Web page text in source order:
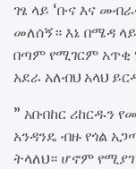
ገፄ ላይ ‘ቡና እና
መለሰኝ። እኔ በሜዳ
በጣም የሚገርም አጥቂ
አደራ አለብህ አላህ
” አቡበከር ሪከርዱን
አንዳንዴ ብዙ የጎል
ትላለህ። ሆኖም